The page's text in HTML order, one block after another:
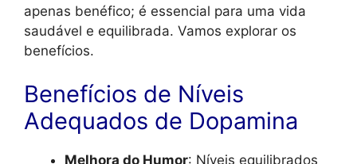
apenas benéfico; é essencial para uma vida
saudável e equilibrada. Vamos explorar os
benefícios.
Benefícios de Níveis
Adequados de Dopamina
Melhora do Humor: Níveis equilibrados